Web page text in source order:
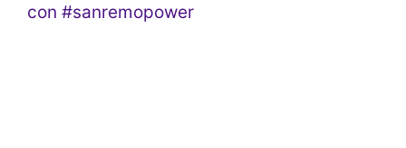
con #sanremopower